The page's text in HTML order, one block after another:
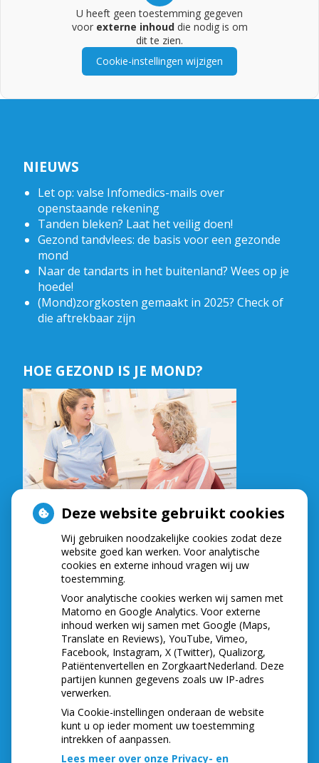
U heeft geen toestemming gegeven
voor externe inhouddie nodig is om
dit te zien.
Cookie-instellingen wijzigen
NIEUWS
Let op: valse Infomedics-mails over
openstaande rekening
Tanden bleken? Laat het veilig doen!
Gezond tandvlees: de basis voor een gezonde
mond
Naar de tandarts in het buitenland? Wees op je
hoede!
(Mond)zorgkosten gemaakt in 2025? Check of
die aftrekbaar zijn
HOE GEZOND IS JE MOND?
Deze website gebruikt cookies
Wij gebruiken noodzakelijke cookies zodat deze
website goed kan werken. Voor analytische
cookies en externe inhoud vragen wij uw
toestemming.
Voor analytische cookies werken wij samen met
Matomo en Google Analytics. Voor externe
inhoud werken wij samen met Google (Maps,
Translate en Reviews), YouTube, Vimeo,
Facebook, Instagram, X (Twitter), Qualizorg,
Patiëntenvertellen en ZorgkaartNederland. Deze
partijen kunnen gegevens zoals uw IP-adres
verwerken.
Via Cookie-instellingen onderaan de website
kunt u op ieder moment uw toestemming
intrekken of aanpassen.
Lees meer over onze Privacy- en